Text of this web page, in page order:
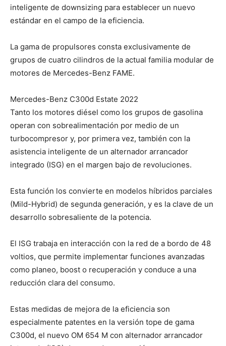
inteligente de downsizing para establecer un nuevo
estándar en el campo de la eficiencia.
La gama de propulsores consta exclusivamente de
grupos de cuatro cilindros de la actual familia modular de
motores de Mercedes-Benz FAME.
Mercedes-Benz C300d Estate 2022
Tanto los motores diésel como los grupos de gasolina
operan con sobrealimentación por medio de un
turbocompresor y, por primera vez, también con la
asistencia inteligente de un alternador arrancador
integrado (ISG) en el margen bajo de revoluciones.
Esta función los convierte en modelos híbridos parciales
(Mild-Hybrid) de segunda generación, y es la clave de un
desarrollo sobresaliente de la potencia.
El ISG trabaja en interacción con la red de a bordo de 48
voltios, que permite implementar funciones avanzadas
como planeo, boost o recuperación y conduce a una
reducción clara del consumo.
Estas medidas de mejora de la eficiencia son
especialmente patentes en la versión tope de gama
C300d, el nuevo OM 654 M con alternador arrancador